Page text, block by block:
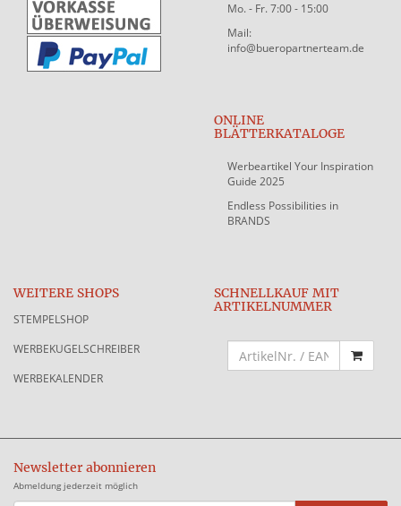
Mo. - Fr. 7:00 - 15:00
Mail:
info@bueropartnerteam.de
ONLINE
BLÄTTERKATALOGE
Werbeartikel Your Inspiration
Guide 2025
Endless Possibilities in
BRANDS
WEITERE SHOPS
STEMPELSHOP
WERBEKUGELSCHREIBER
WERBEKALENDER
SCHNELLKAUF MIT
ARTIKELNUMMER
Newsletter abonnieren
Abmeldung jederzeit möglich